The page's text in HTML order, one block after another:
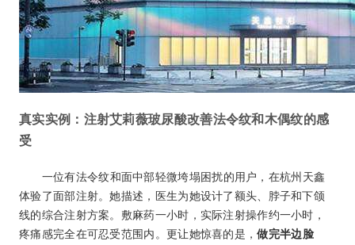
真实实例：注射艾莉薇玻尿酸改善法令纹和木偶纹的感
受
一位有法令纹和面中部轻微垮塌困扰的用户，在杭州天鑫
体验了面部注射。她描述，医生为她设计了额头、脖子和下颌
线的综合注射方案。敷麻药一小时，实际注射操作约一小时，
疼痛感完全在可忍受范围内。更让她惊喜的是，做完半边脸